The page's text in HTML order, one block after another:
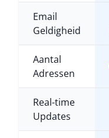
Email
Geldigheid
Aantal
Adressen
Real-time
Updates